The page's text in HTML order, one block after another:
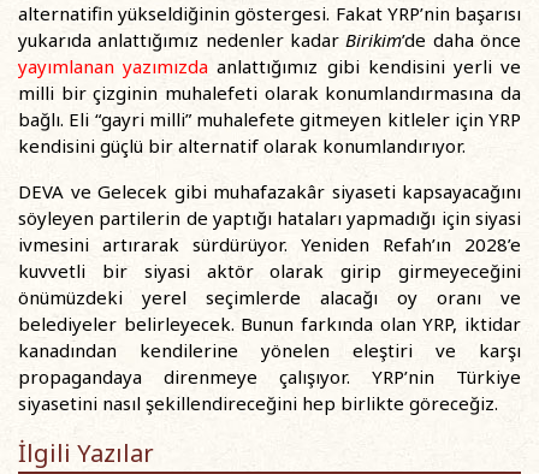
alternatifin yükseldiğinin göstergesi. Fakat YRP’nin başarısı
yukarıda anlattığımız nedenler kadarBirikim’de daha önce
yayımlanan yazımızda anlattığımız gibi kendisini yerli ve
milli bir çizginin muhalefeti olarak konumlandırmasına da
bağlı. Eli “gayri milli” muhalefete gitmeyen kitleler için YRP
kendisini güçlü bir alternatif olarak konumlandırıyor.
DEVA ve Gelecek gibi muhafazakâr siyaseti kapsayacağını
söyleyen partilerin de yaptığı hataları yapmadığı için siyasi
ivmesini artırarak sürdürüyor. Yeniden Refah’ın 2028’e
kuvvetli bir siyasi aktör olarak girip girmeyeceğini
önümüzdeki yerel seçimlerde alacağı oy oranı ve
belediyeler belirleyecek. Bunun farkında olan YRP, iktidar
kanadından kendilerine yönelen eleştiri ve karşı
propagandaya direnmeye çalışıyor. YRP’nin Türkiye
siyasetini nasıl şekillendireceğini hep birlikte göreceğiz.
İlgili Yazılar